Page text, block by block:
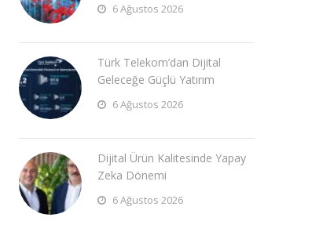
6 Ağustos 2026
Türk Telekom’dan Dijital
Geleceğe Güçlü Yatırım
6 Ağustos 2026
Dijital Ürün Kalitesinde Yapay
Zeka Dönemi
6 Ağustos 2026